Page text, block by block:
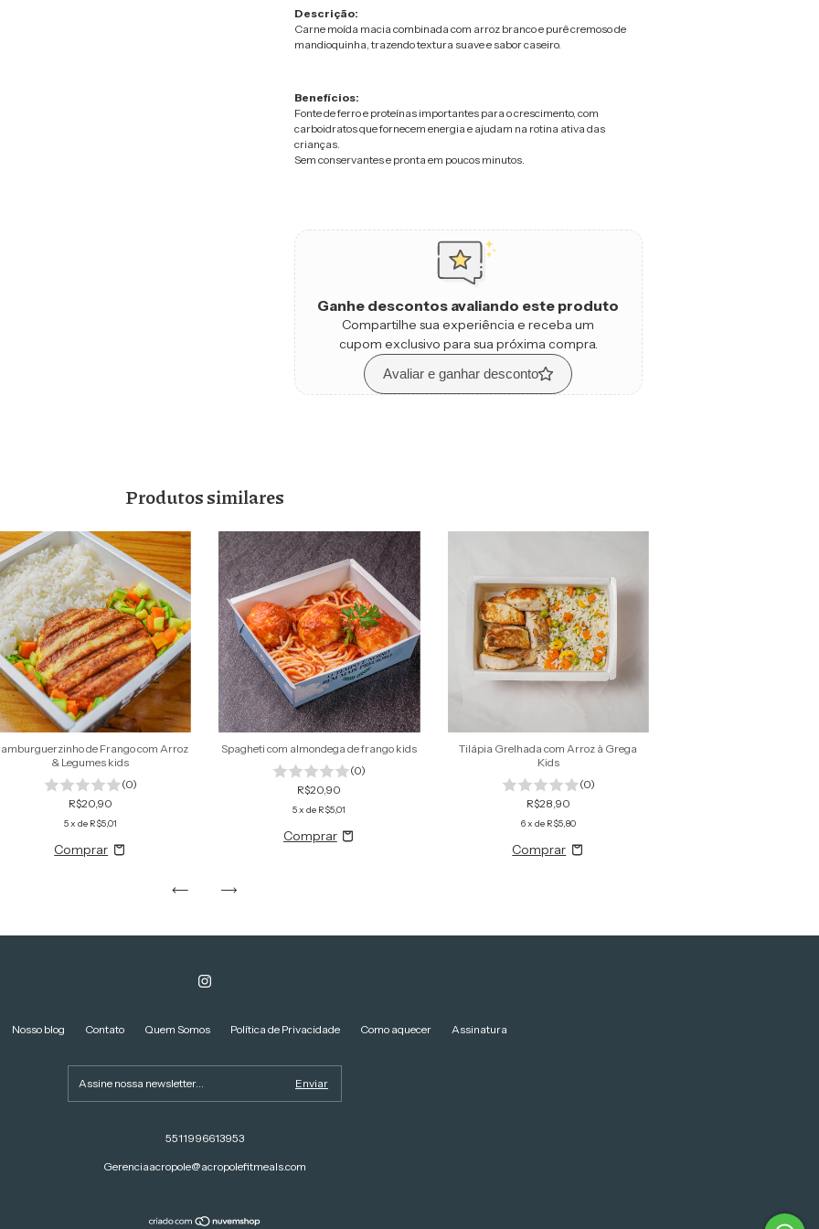
Descrição:
Carne moída macia combinada com arroz branco e purê cremoso de
mandioquinha, trazendo textura suave e sabor caseiro.
Benefícios:
Fonte de ferro e proteínas importantes para o crescimento, com
carboidratos que fornecem energia e ajudam na rotina ativa das
crianças.
Sem conservantes e pronta em poucos minutos.
Ganhe descontos avaliando este produto
Compartilhe sua experiência e receba um
cupom exclusivo para sua próxima compra.
Avaliar e ganhar desconto
Produtos similares
de Frango com Arroz
& Legumes kids
(0)
R$20,90
5x de R$5,01
Spagheti com almondega de frango kids
(0)
R$20,90
5x de R$5,01
Tilápia Grelhada com Arroz à Grega
Kids
(0)
R$28,90
6x de R$5,80
Nosso blog Contato Quem Somos Política de Privacidade Como aquecer Assinatura
5511996613953
Gerenciaacropole@acropolefitmeals.com